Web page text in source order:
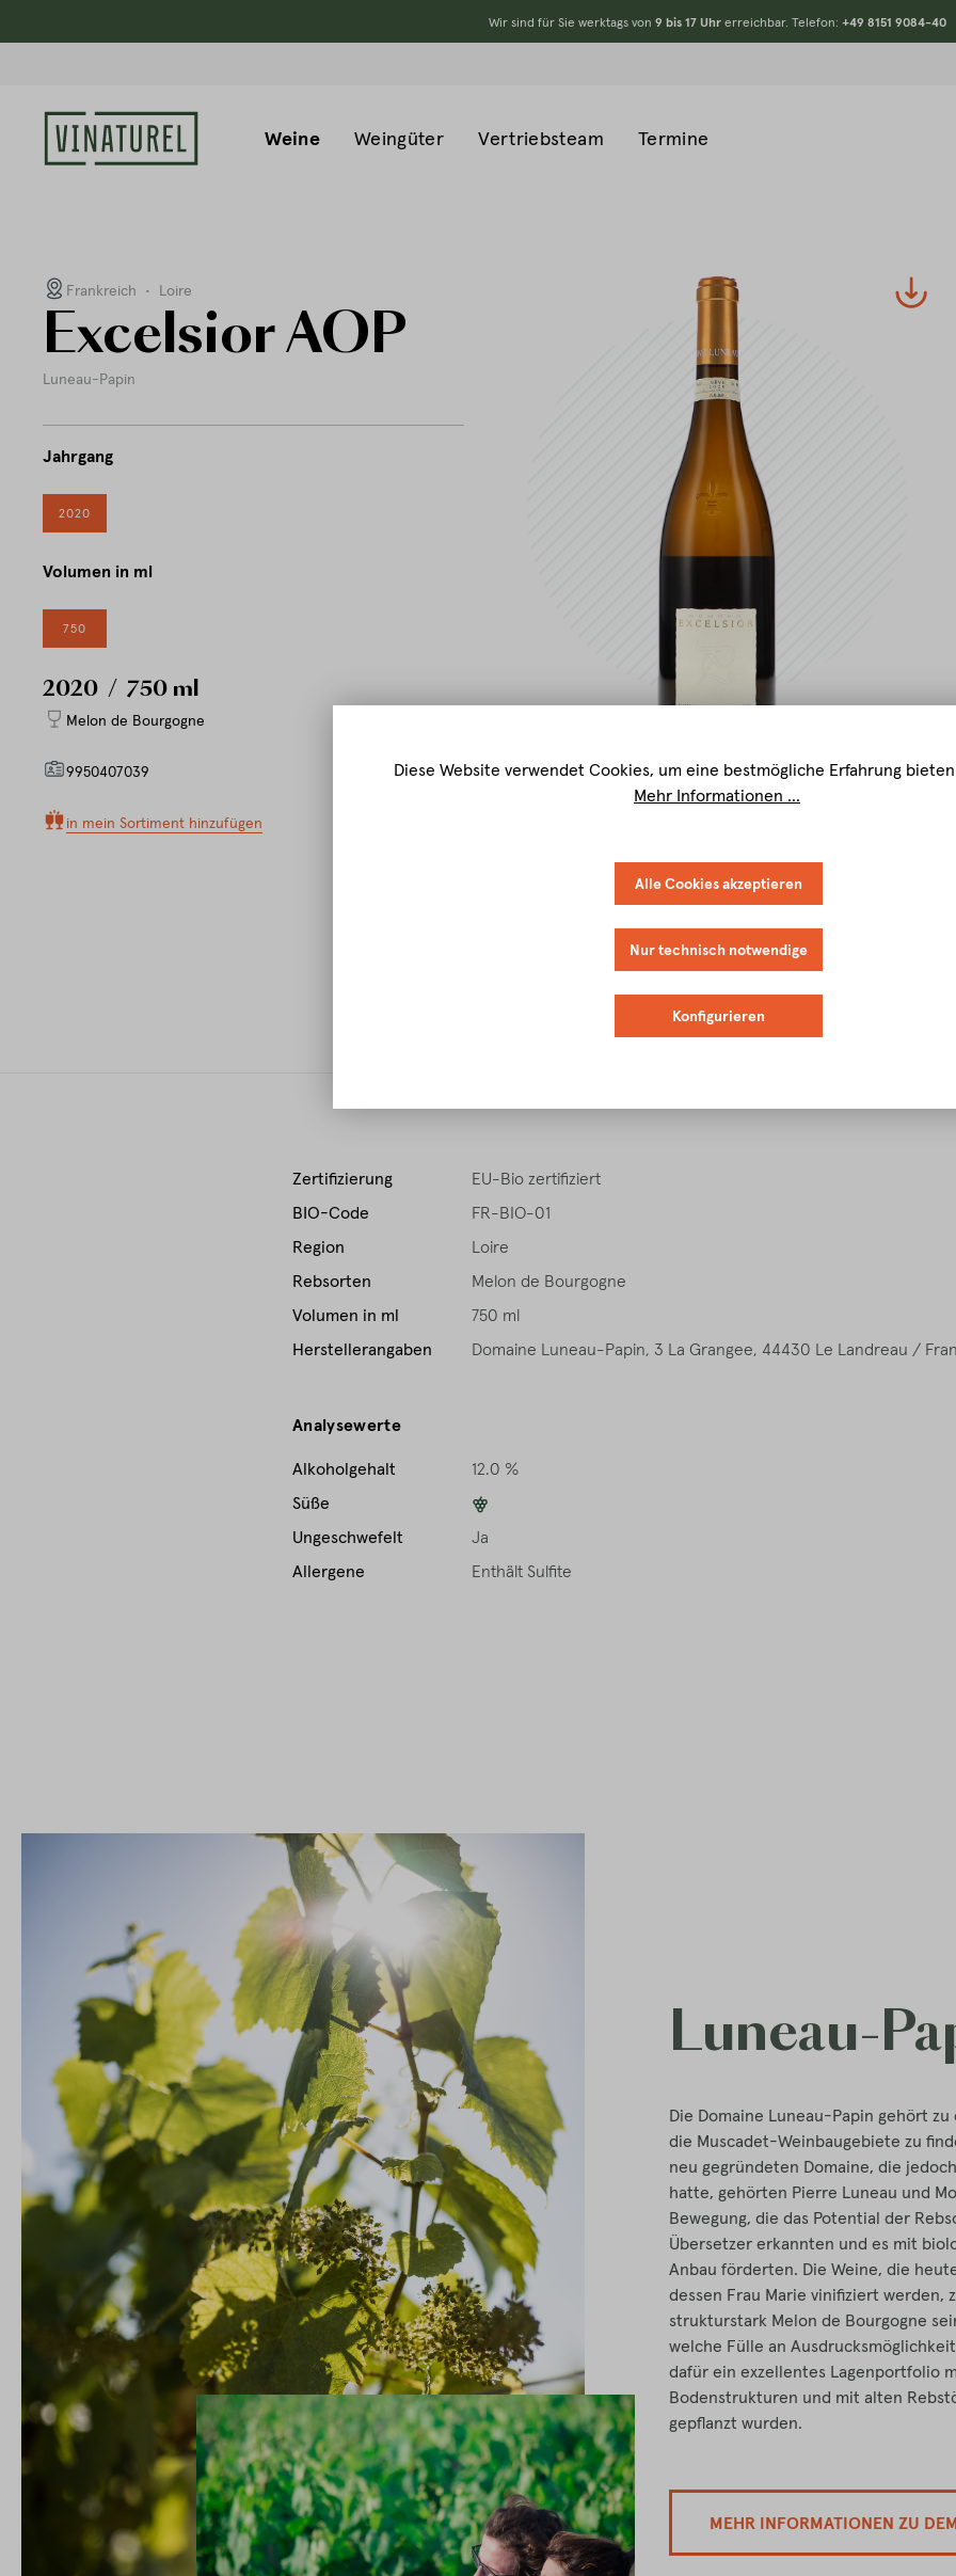
Wir sind für Sie werktags von 9 bis 17 Uhrerreichbar. Telefon: +49 8151 9084-40
Weine Weingüter Vertriebsteam Termine
Frankreich • Loire
Excelsior AOP
Luneau-Papin
Jahrgang
2020
Volumen in ml
750
2020 / 750 ml
Melon de Bourgogne
9950407039
in mein Sortiment hinzufügen
#
Verkostungsnotiz Speiseempfehlung
Zertifizierung
EU-Bio zertifiziert
BIO-Code
FR-BIO-01
Region
Loire
Rebsorten
Melon de Bourgogne
Volumen in ml
750 ml
Herstellerangaben
Domaine Luneau-Papin, 3 La Grangee, 44430 Le Landreau /
Analysewerte
Alkoholgehalt
12.0 %
Süße
1
Ungeschwefelt
Ja
Allergene
Enthält Sulfite
Luneau-
Die Domaine Luneau-Papin gehört
die Muscadet-Weinbaugebiete zu
neu gegründeten Domaine, die
hatte, gehörten Pierre Luneau und
Bewegung, die das Potential der
Übersetzer erkannten und es mit
Anbau förderten. Die Weine, die
dessen Frau Marie vinifiziert
strukturstark Melon de Bourgogne
welche Fülle an
dafür ein exzellentes Lagenportfolio
Bodenstrukturen und mit alten
gepflanzt wurden.
MEHR INFORMATIONEN ZU
Diese Website verwendet Cookies, um eine bestmögliche Erfahrung
Mehr Informationen ...
Alle Cookies akzeptieren
Nur technisch notwendige
Konfigurieren